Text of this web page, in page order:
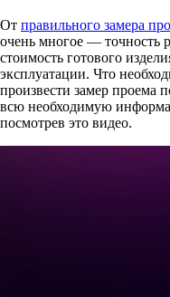
От правильного замера
очень многое — точность
стоимость готового
эксплуатации. Что
произвести замер проема
всю необходимую
посмотрев это видео.